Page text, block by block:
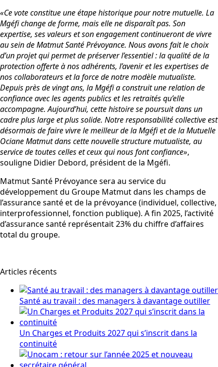
«Ce vote constitue une étape historique pour notre mutuelle. La
Mgéfi change de forme, mais elle ne disparaît pas. Son
expertise, ses valeurs et son engagement continueront de vivre
au sein de Matmut Santé Prévoyance. Nous avons fait le choix
d’un projet qui permet de préserver l’essentiel : la qualité de la
protection offerte à nos adhérents, l’avenir et les expertises de
nos collaborateurs et la force de notre modèle mutualiste.
Depuis près de vingt ans, la Mgéfi a construit une relation de
confiance avec les agents publics et les retraités qu’elle
accompagne. Aujourd’hui, cette histoire se poursuit dans un
cadre plus large et plus solide. Notre responsabilité collective est
désormais de faire vivre le meilleur de la Mgéfi et de la Mutuelle
Ociane Matmut dans cette nouvelle structure mutualiste, au
service de toutes celles et ceux qui nous font confiance»,
souligne Didier Debord, président de la Mgéfi.
Matmut Santé Prévoyance sera au service du
développement du Groupe Matmut dans les champs de
l’assurance santé et de la prévoyance (individuel, collective,
interprofessionnel, fonction publique). A fin 2025, l’activité
d’assurance santé représentait 23% du chiffre d’affaires
total du groupe.
Articles récents
Santé au travail : des managers à davantage outiller
Un Charges et Produits 2027 qui s’inscrit dans la
continuité